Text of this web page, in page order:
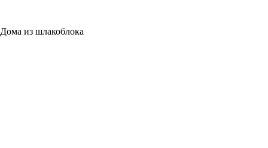
Дома из шлакоблока